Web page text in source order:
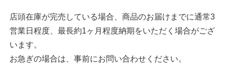
店頭在庫が完売している場合、商品のお届けまでに通常3
営業日程度、最長約1ヶ月程度納期をいただく場合がござ
います。
お急ぎの場合は、事前にお問い合わせください。